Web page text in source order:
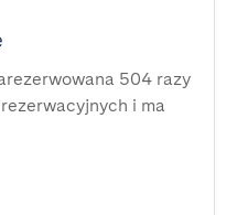
504 razy
i ma